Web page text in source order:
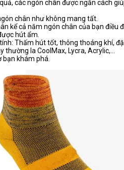
các ngón chân được ngăn cách
chân như không mang tất.
kể cả năm ngón chân của bạn điều
hút ẩm.
Thấm hút tốt, thông thoáng khí,
thường la CoolMax, Lycra, Acrylic,…
bạn khám phá.